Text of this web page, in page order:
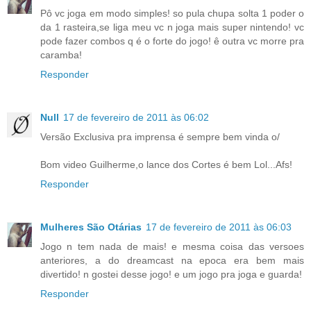
Pô vc joga em modo simples! so pula chupa solta 1 poder o
da 1 rasteira,se liga meu vc n joga mais super nintendo! vc
pode fazer combos q é o forte do jogo! ê outra vc morre pra
caramba!
Responder
Null 17 de fevereiro de 2011 às 06:02
Versão Exclusiva pra imprensa é sempre bem vinda o/
Bom video Guilherme,o lance dos Cortes é bem Lol...Afs!
Responder
Mulheres São Otárias 17 de fevereiro de 2011 às 06:03
Jogo n tem nada de mais! e mesma coisa das versoes
anteriores, a do dreamcast na epoca era bem mais
divertido! n gostei desse jogo! e um jogo pra joga e guarda!
Responder